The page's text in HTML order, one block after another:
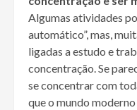
Algumas atividades
automático”, mas,
ligadas a estudo e
concentração. Se
se concentrar com
que o mundo